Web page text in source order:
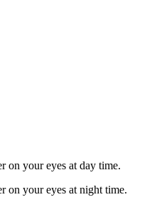
on your eyes at day time.
on your eyes at night time.